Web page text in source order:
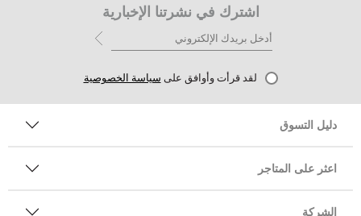
اشترك في نشرتنا الإخبارية
لقد قرأت وأوافق على سياسة الخصوصية
دليل التسوق
اعثر على المتاجر
الشركة